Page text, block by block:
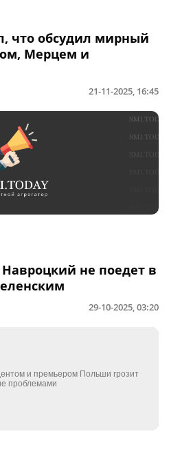
что обсудил мирный
Мерцем и
21-11-2025, 16:45
не поедет в
29-10-2025, 03:20